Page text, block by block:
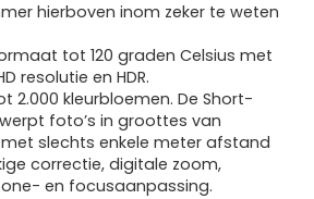
hierboven inom zeker te weten
tot 120 graden Celsius met
resolutie en HDR.
2.000 kleurbloemen. De Short-
foto’s in groottes van
slechts enkele meter afstand
correctie, digitale zoom,
en focusaanpassing.